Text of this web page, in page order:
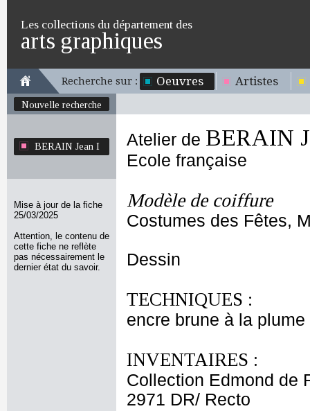
Les collections du département des
arts graphiques
Recherche sur : Oeuvres Artistes
Nouvelle recherche
BERAIN Jean I
Mise à jour de la fiche
25/03/2025
Attention, le contenu de
cette fiche ne reflète
pas nécessairement le
dernier état du savoir.
Atelier de BERAIN
Ecole française
Modèle de coiffure
Costumes des Fêtes,
Dessin
TECHNIQUES :
encre brune à la
INVENTAIRES :
Collection Edmond de
2971 DR/ Recto